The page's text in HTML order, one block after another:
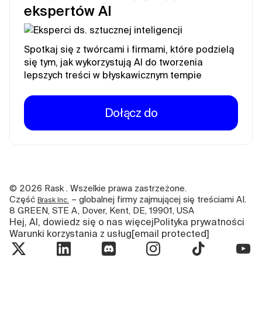
ekspertów AI
Spotkaj się z twórcami i firmami, które podzielą
się tym, jak wykorzystują AI do tworzenia
lepszych treści w błyskawicznym tempie
Dołącz do
© 2026 Rask . Wszelkie prawa zastrzeżone.
Część Brask Inc.
– globalnej firmy zajmującej się treściami AI.
8 GREEN, STE A, Dover, Kent, DE, 19901, USA
Hej, AI, dowiedz się o nas więcejPolityka prywatności
Warunki korzystania z usług[email protected]